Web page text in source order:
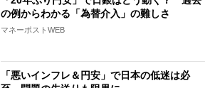
の例からわかる「為替介入」の難しさ
マネーポストWEB
「悪いインフレ＆円安」で日本の低迷は必